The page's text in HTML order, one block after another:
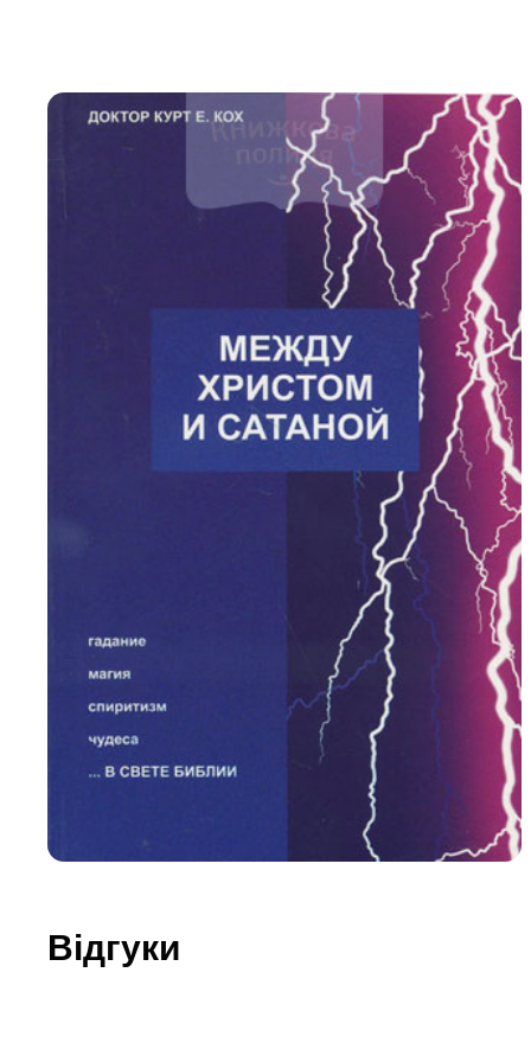
Новинки
Свіжі надходження, актуальна
література та нові автори на нашій
Історія
Книги
Шлюб і
Юдаїзм
Огляд
Відгуки